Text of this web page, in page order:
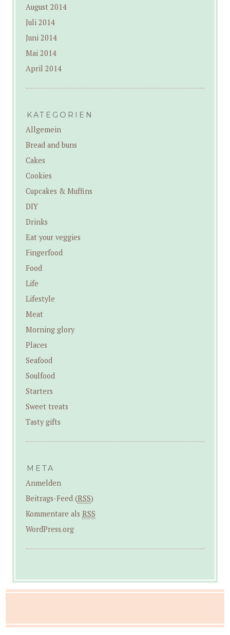
August 2014
Juli 2014
Juni 2014
Mai 2014
April 2014
KATEGORIEN
Allgemein
Bread and buns
Cakes
Cookies
Cupcakes & Muffins
DIY
Drinks
Eat your veggies
Fingerfood
Food
Life
Lifestyle
Meat
Morning glory
Places
Seafood
Soulfood
Starters
Sweet treats
Tasty gifts
META
Anmelden
Beitrags-Feed (RSS)
Kommentare als RSS
WordPress.org